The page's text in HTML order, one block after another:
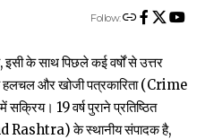
Follow:
के साथ पिछले कई वर्षों से उत्तर
हलचल और खोजी पत्रकारिता (Crime
19 वर्ष पुराने प्रतिष्ठित
Rashtra) के स्थानीय संपादक है,